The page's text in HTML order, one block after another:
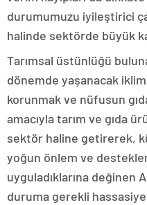
durumumuzu iyileştirici
halinde sektörde büyük
Tarımsal üstünlüğü
dönemde yaşanacak
korunmak ve nüfusun
amacıyla tarım ve gıda
sektör haline getirerek,
yoğun önlem ve
uyguladıklarına değinen
duruma gerekli